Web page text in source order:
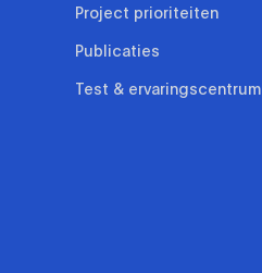
Project prioriteiten
Publicaties
Test & ervaringscentrum